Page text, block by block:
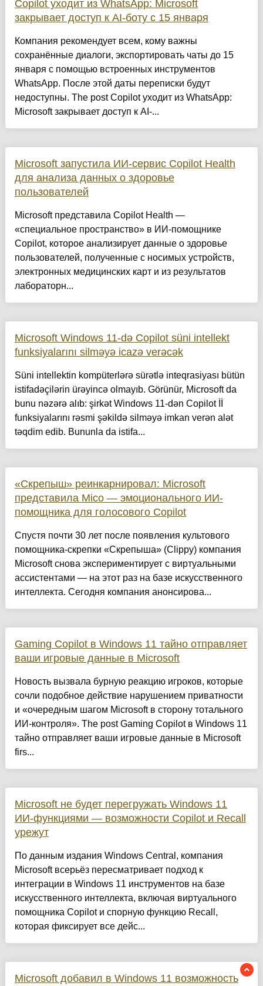
Copilot уходит из WhatsApp: Microsoft
закрывает доступ к AI-боту с 15 января
Компания рекомендует всем, кому важны
сохранённые диалоги, экспортировать чаты до 15
января с помощью встроенных инструментов
WhatsApp. После этой даты переписки будут
недоступны. The post Copilot уходит из WhatsApp:
Microsoft закрывает доступ к AI-...
Microsoft запустила ИИ-сервис Copilot Health
для анализа данных о здоровье
пользователей
Microsoft представила Copilot Health —
«специальное пространство» в ИИ-помощнике
Copilot, которое анализирует данные о здоровье
пользователей, полученные с носимых устройств,
электронных медицинских карт и из результатов
лабораторн...
Microsoft Windows 11-də Copilot süni intellekt
funksiyalarını silməyə icazə verəcək
Süni intellektin kompüterlərə sürətlə inteqrasiyası bütün
istifadəçilərin ürəyincə olmayıb. Görünür, Microsoft da
bunu nəzərə alıb: şirkət Windows 11-dən Copilot İİ
funksiyalarını rəsmi şəkildə silməyə imkan verən alət
təqdim edib. Bununla da istifa...
«Скрепыш» реинкарнировал: Microsoft
представила Mico — эмоционального ИИ-
помощника для голосового Copilot
Спустя почти 30 лет после появления культового
помощника-скрепки «Скрепыша» (Clippy) компания
Microsoft снова экспериментирует с виртуальными
ассистентами — на этот раз на базе искусственного
интеллекта. Сегодня компания анонсирова...
Gaming Copilot в Windows 11 тайно отправляет
ваши игровые данные в Microsoft
Новость вызвала бурную реакцию игроков, которые
сочли подобное действие нарушением приватности
и «очередным шагом Microsoft в сторону тотального
ИИ-контроля». The post Gaming Copilot в Windows 11
тайно отправляет ваши игровые данные в Microsoft
firs...
Microsoft не будет перегружать Windows 11
ИИ-функциями — возможности Copilot и Recall
урежут
По данным издания Windows Central, компания
Microsoft всерьёз пересматривает подход к
интеграции в Windows 11 инструментов на базе
искусственного интеллекта, включая виртуального
помощника Copilot и спорную функцию Recall,
которая фиксирует все дейс...
Microsoft добавил в Windows 11 возможность